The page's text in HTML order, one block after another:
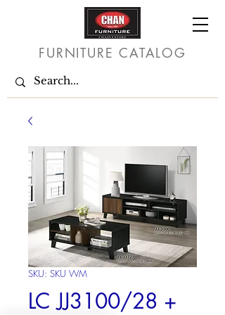
FURNITURE CATALOG
SKU: SKU WM
LC JJ3100/28 +